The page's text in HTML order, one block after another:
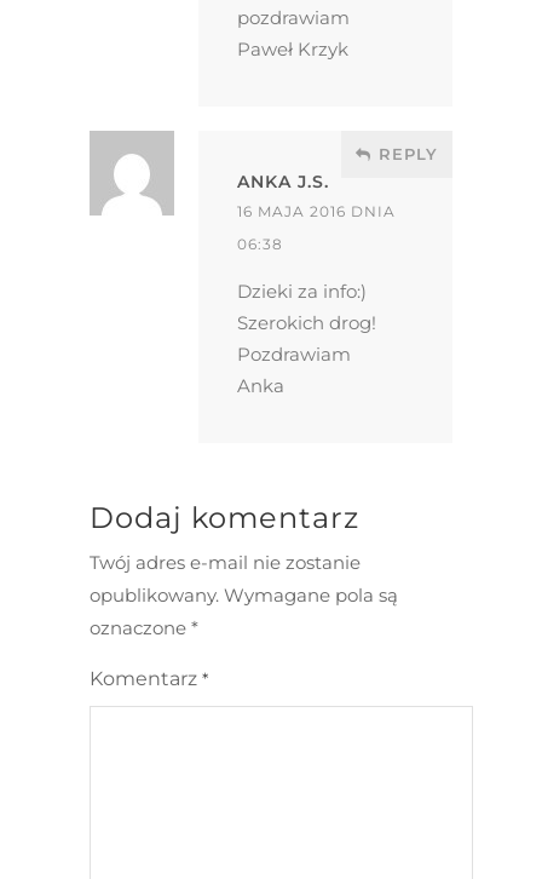
pozdrawiam
Paweł Krzyk
ANKA J.S.
16 MAJA 2016 DNIA
06:38
REPLY
Dzieki za info:)
Szerokich drog!
Pozdrawiam
Anka
Dodaj komentarz
Twój adres e-mail nie zostanie
opublikowany. Wymagane pola są
oznaczone *
Komentarz *